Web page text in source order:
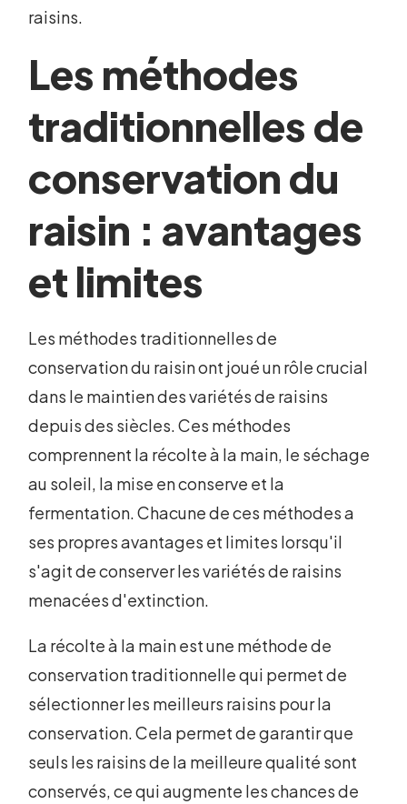
raisins.
Les méthodes
traditionnelles de
conservation du
raisin : avantages
et limites
Les méthodes traditionnelles de
conservation du raisin ont joué un rôle crucial
dans le maintien des variétés de raisins
depuis des siècles. Ces méthodes
comprennent la récolte à la main, le séchage
au soleil, la mise en conserve et la
fermentation. Chacune de ces méthodes a
ses propres avantages et limites lorsqu'il
s'agit de conserver les variétés de raisins
menacées d'extinction.
La récolte à la main est une méthode de
conservation traditionnelle qui permet de
sélectionner les meilleurs raisins pour la
conservation. Cela permet de garantir que
seuls les raisins de la meilleure qualité sont
conservés, ce qui augmente les chances de